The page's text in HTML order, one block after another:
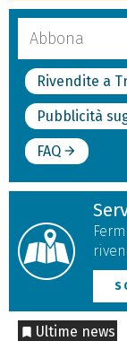
Cerca
sito
Rivendite a
Pubblicità
FAQ arrow_forward
Ultime news